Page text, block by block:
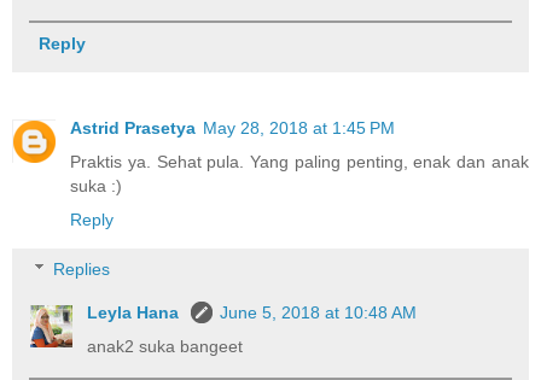
Reply
Astrid Prasetya May 28, 2018 at 1:45 PM
Praktis ya. Sehat pula. Yang paling penting, enak dan anak
suka :)
Reply
Replies
Leyla Hana
June 5, 2018 at 10:48 AM
anak2 suka bangeet